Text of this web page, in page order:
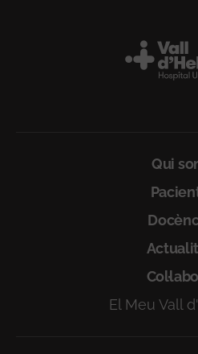
Qui
El Meu Vall